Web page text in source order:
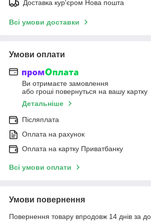
Доставка кур'єром Нова пошта
Всі умови доставки
Умови оплати
Ви отримаєте замовлення
або гроші повернуться на вашу картку
Детальніше
Післяплата
Оплата на рахунок
Оплата на картку Приватбанку
Всі умови оплати
Умови повернення
Повернення товару впродовж 14 днів за